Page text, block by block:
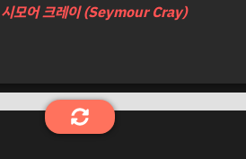
시모어 크레이 (Seymour Cray)